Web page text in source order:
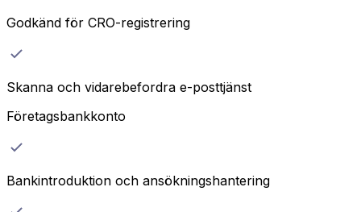
Godkänd för CRO-registrering
Skanna och vidarebefordra e-posttjänst
Företagsbankkonto
Bankintroduktion och ansökningshantering